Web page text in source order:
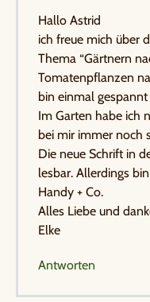
Hallo Astrid
ich freue mich über
Thema “Gärtnern
Tomatenpflanzen
bin einmal
Im Garten habe ich
bei mir immer noch
Die neue Schrift in
lesbar. Allerdings
Handy + Co.
Alles Liebe und
Elke
Antworten